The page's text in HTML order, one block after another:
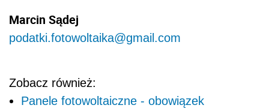
Marcin Sądej
podatki.fotowoltaika@gmail.com
Zobacz również:
Panele fotowoltaiczne - obowiązek